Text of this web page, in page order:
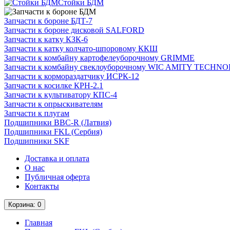
Стойки БДМ
Запчасти к бороне БДТ-7
Запчасти к бороне дисковой SALFORD
Запчасти к катку КЗК-6
Запчасти к катку колчато-шпоровому ККШ
Запчасти к комбайну картофелеуборочному GRIMME
Запчасти к комбайну свеклоуборочному WIC AMITY
Запчасти к кормораздатчику ИСРК-12
Запчасти к косилке КРН-2.1
Запчасти к культиватору КПС-4
Запчасти к опрыскивателям
Запчасти к плугам
Подшипники BBC-R (Латвия)
Подшипники FKL (Сербия)
Подшипники SKF
Доставка и оплата
О нас
Публичная оферта
Контакты
Корзина: 0
Главная